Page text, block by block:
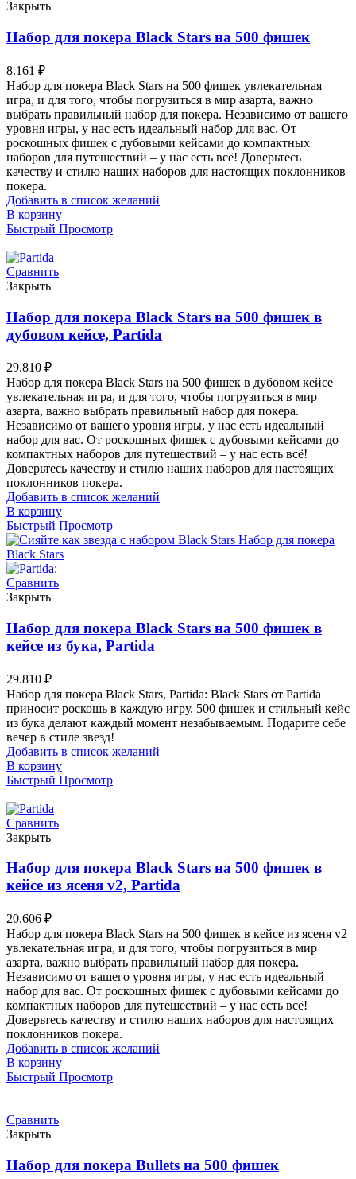
Закрыть
Набор для покера Black Stars на 500 фишек
8.161 ₽
Набор для покера Black Stars на 500 фишек увлекательная
игра, и для того, чтобы погрузиться в мир азарта, важно
выбрать правильный набор для покера. Независимо от вашего
уровня игры, у нас есть идеальный набор для вас. От
роскошных фишек с дубовыми кейсами до компактных
наборов для путешествий – у нас есть всё! Доверьтесь
качеству и стилю наших наборов для настоящих поклонников
покера.
Добавить в список желаний
В корзину
Быстрый Просмотр
Сравнить
Закрыть
Набор для покера Black Stars на 500 фишек в
дубовом кейсе, Partida
29.810 ₽
Набор для покера Black Stars на 500 фишек в дубовом кейсе
увлекательная игра, и для того, чтобы погрузиться в мир
азарта, важно выбрать правильный набор для покера.
Независимо от вашего уровня игры, у нас есть идеальный
набор для вас. От роскошных фишек с дубовыми кейсами до
компактных наборов для путешествий – у нас есть всё!
Доверьтесь качеству и стилю наших наборов для настоящих
поклонников покера.
Добавить в список желаний
В корзину
Быстрый Просмотр
Сравнить
Закрыть
Набор для покера Black Stars на 500 фишек в
кейсе из бука, Partida
29.810 ₽
Набор для покера Black Stars, Partida: Black Stars от Partida
приносит роскошь в каждую игру. 500 фишек и стильный кейс
из бука делают каждый момент незабываемым. Подарите себе
вечер в стиле звезд!
Добавить в список желаний
В корзину
Быстрый Просмотр
Сравнить
Закрыть
Набор для покера Black Stars на 500 фишек в
кейсе из ясеня v2, Partida
20.606 ₽
Набор для покера Black Stars на 500 фишек в кейсе из ясеня v2
увлекательная игра, и для того, чтобы погрузиться в мир
азарта, важно выбрать правильный набор для покера.
Независимо от вашего уровня игры, у нас есть идеальный
набор для вас. От роскошных фишек с дубовыми кейсами до
компактных наборов для путешествий – у нас есть всё!
Доверьтесь качеству и стилю наших наборов для настоящих
поклонников покера.
Добавить в список желаний
В корзину
Быстрый Просмотр
Сравнить
Закрыть
Набор для покера Bullets на 500 фишек